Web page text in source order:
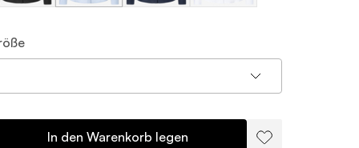
In den Warenkorb legen